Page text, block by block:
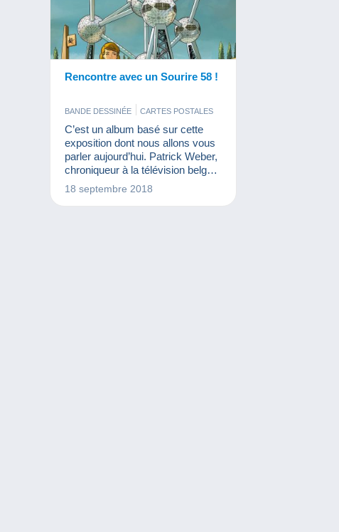
Rencontre avec un Sourire 58 !
BANDE DESSINÉE CARTES POSTALES
C’est un album basé sur cette
exposition dont nous allons vous
parler aujourd’hui. Patrick Weber,
chroniqueur à la télévision belge
nous crée une intrigue
passionnante dans le Bruxelles
18 septembre 2018